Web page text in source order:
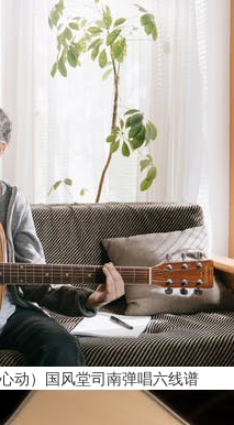
动）国风堂司南弹唱六线谱